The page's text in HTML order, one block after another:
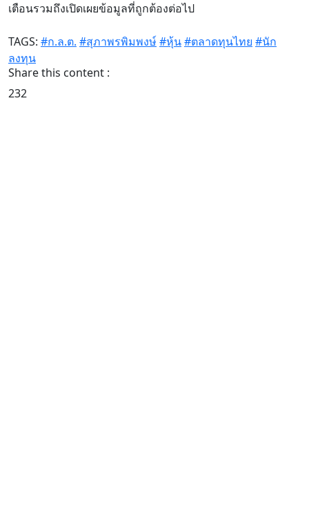
เตือนรวมถึงเปิดเผยข้อมูลที่ถูกต้องต่อไป
TAGS: #ก.ล.ต. #สุภาพรพิมพงษ์ #หุ้น#ตลาดทุนไทย #นัก
ลงทุน
Share this content :
232